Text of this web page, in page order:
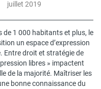
juillet 2019
de 1 000 habitants et plus, le
un espace d’expression
Entre droit et stratégie de
libres » impactent
de la majorité. Maîtriser les
bonne connaissance du